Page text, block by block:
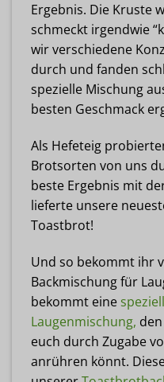
Ergebnis. Die Kruste
schmeckt irgendwie
wir verschiedene
durch und fanden
spezielle Mischung
besten Geschmack
Als Hefeteig
Brotsorten von uns
beste Ergebnis mit
lieferte unsere
Toastbrot!
Und so bekommt ihr
Backmischung für
bekommt eine
Laugenmischung, den
euch durch Zugabe
anrühren könnt.